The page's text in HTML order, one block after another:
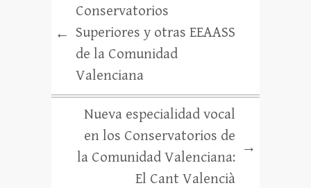
←
Conservatorios
Superiores y otras EEAASS
de la Comunidad
Valenciana
Nueva especialidad vocal
en los Conservatorios de
la Comunidad Valenciana:
El Cant Valencià
→